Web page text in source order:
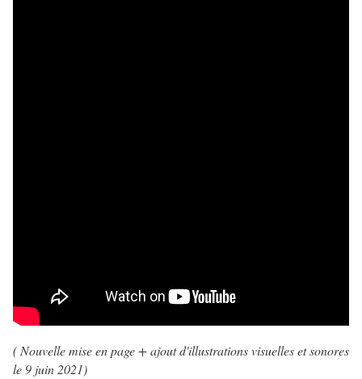
( Nouvelle mise en page + ajout d'illustrations visuelles et sonores
le 9 juin 2021)